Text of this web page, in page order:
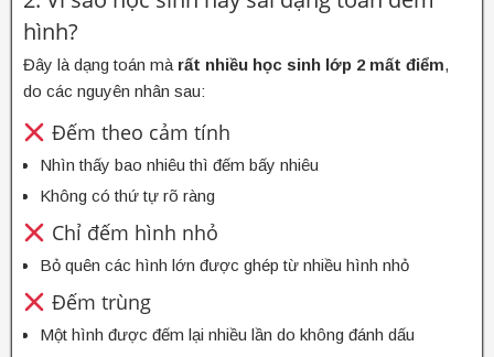
hình?
Đây là dạng toán mà rất nhiều học sinh lớp 2 mất điểm,
do các nguyên nhân sau:
Đếm theo cảm tính
Nhìn thấy bao nhiêu thì đếm bấy nhiêu
Không có thứ tự rõ ràng
Chỉ đếm hình nhỏ
Bỏ quên các hình lớn được ghép từ nhiều hình nhỏ
Đếm trùng
Một hình được đếm lại nhiều lần do không đánh dấu